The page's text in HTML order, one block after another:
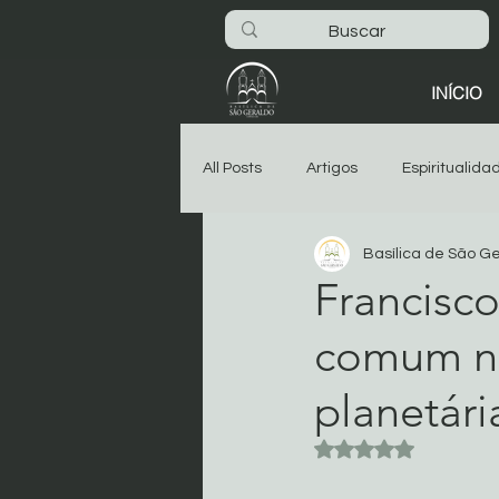
INÍCIO
All Posts Artigos
São Geraldo Oitava
comum
Basílica de São
Avaliado com